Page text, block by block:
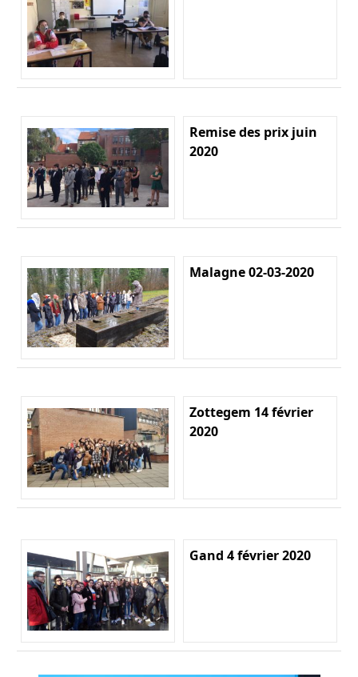
Remise des prix juin
2020
Malagne 02-03-2020
Zottegem 14 février
2020
Gand 4 février 2020